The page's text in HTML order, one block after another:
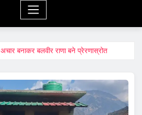
बनाकर बलवीर राणा बने प्रेरणास्रोत